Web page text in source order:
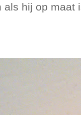
als hij op